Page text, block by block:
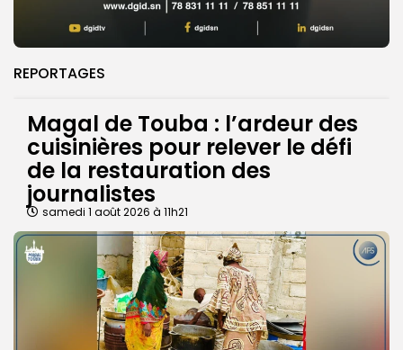
REPORTAGES
Magal de Touba : l’ardeur des
cuisinières pour relever le défi
de la restauration des
journalistes
samedi 1 août 2026 à 11h21